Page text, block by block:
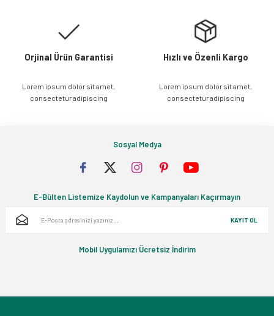
Orjinal Ürün Garantisi
Lorem ipsum dolor sit amet,
consectetur adipiscing
Hızlı ve Özenli Kargo
Lorem ipsum dolor sit amet,
consectetur adipiscing
Sosyal Medya
E-Bülten Listemize Kaydolun ve Kampanyaları Kaçırmayın
KAYIT OL
Mobil Uygulamızı Ücretsiz İndirim